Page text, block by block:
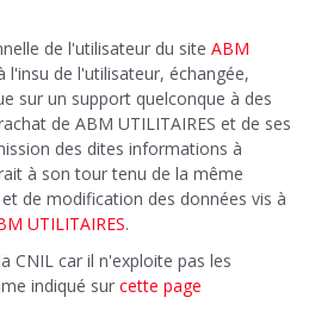
de l'utilisateur du site ABM
l'insu de l'utilisateur, échangée,
sur un support quelconque à des
de ABM UTILITAIRES et de ses
des dites informations à
à son tour tenu de la même
de modification des données vis à
UTILITAIRES.
CNIL car il n'exploite pas les
indiqué sur cette page